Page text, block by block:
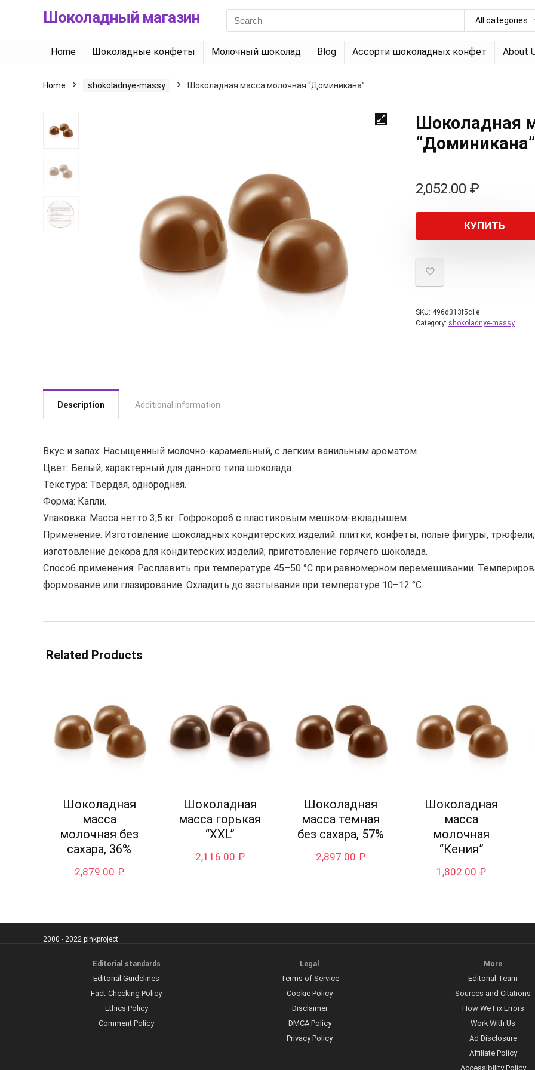
Шоколадный магазин
Search
for:
All categories
Home Шоколадные конфеты Молочный шоколад Blog Ассорти шоколадных конфет About
Home shokoladnye-massy Шоколадная масса молочная “Доминикана”
Шоколадная
“Доминикана”
2,052.00 ₽
КУПИТЬ
SKU: 496d313f5c1e
Category: shokoladnye-massy
Description Additional information
Вкус и запах: Насыщенный молочно-карамельный, с легким ванильным ароматом.
Цвет: Белый, характерный для данного типа шоколада.
Текстура: Твердая, однородная.
Форма: Капли.
Упаковка: Масса нетто 3,5 кг. Гофрокороб с пластиковым мешком-вкладышем.
Применение: Изготовление шоколадных кондитерских изделий: плитки, конфеты, полые фигуры, трюфели;
изготовление декора для кондитерских изделий; приготовление горячего шоколада.
Способ применения: Расплавить при температуре 45–50 °C при равномерном перемешивании.
формование или глазирование. Охладить до застывания при температуре 10–12 °C.
Related Products
Шоколадная
масса
молочная без
сахара, 36%
2,879.00 ₽
Шоколадная
масса горькая
“XXL”
2,116.00 ₽
Шоколадная
масса темная
без сахара, 57%
2,897.00 ₽
Шоколадная
масса
молочная
“Кения”
1,802.00 ₽
2000 - 2022 pinkproject
Editorial standards
Editorial Guidelines
Fact-Checking Policy
Ethics Policy
Comment Policy
Legal
Terms of Service
Cookie Policy
Disclaimer
DMCA Policy
Privacy Policy
More
Editorial Team
Sources and Citations
How We Fix Errors
Work With Us
Ad Disclosure
Affiliate Policy
Accessibility Policy